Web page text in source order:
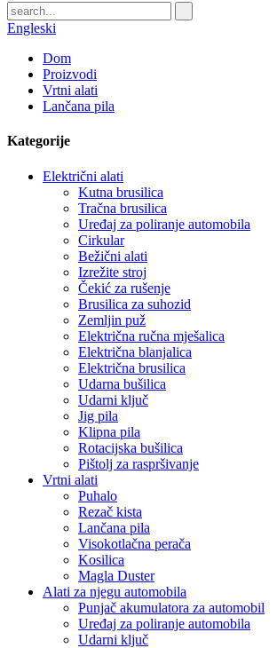
Engleski
Dom
Proizvodi
Vrtni alati
Lančana pila
Kategorije
Električni alati
Kutna brusilica
Tračna brusilica
Uređaj za poliranje automobila
Cirkular
Bežični alati
Izrežite stroj
Čekić za rušenje
Brusilica za suhozid
Zemljin puž
Električna ručna mješalica
Električna blanjalica
Električna brusilica
Udarna bušilica
Udarni ključ
Jig pila
Klipna pila
Rotacijska bušilica
Pištolj za raspršivanje
Vrtni alati
Puhalo
Rezač kista
Lančana pila
Visokotlačna perača
Kosilica
Magla Duster
Alati za njegu automobila
Punjač akumulatora za automobil
Uređaj za poliranje automobila
Udarni ključ